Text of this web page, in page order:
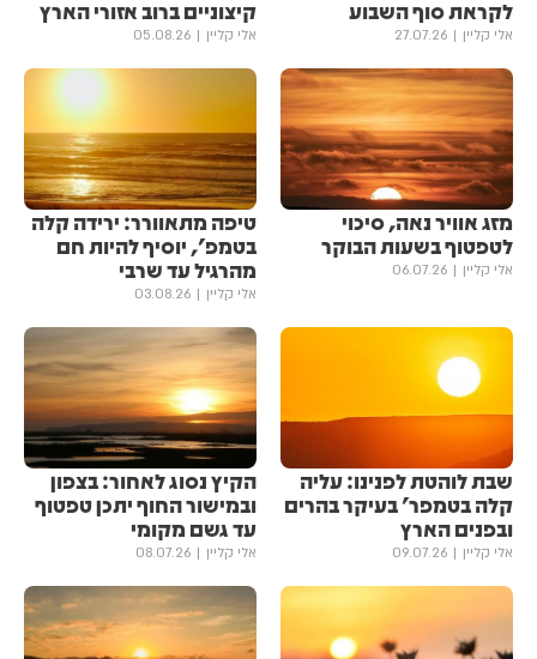
לקראת סוף השבוע
אלי קליין 27.07.26
קיצוניים ברוב אזורי הארץ
אלי קליין 05.08.26
מזג אוויר נאה, סיכוי
לטפטוף בשעות הבוקר
אלי קליין 06.07.26
טיפה מתאוורר: ירידה קלה
בטמפ', יוסיף להיות חם
מהרגיל עד שרבי
אלי קליין 03.08.26
שבת לוהטת לפנינו: עליה
קלה בטמפר' בעיקר בהרים
ובפנים הארץ
אלי קליין 09.07.26
הקיץ נסוג לאחור: בצפון
ובמישור החוף יתכן טפטוף
עד גשם מקומי
אלי קליין 08.07.26